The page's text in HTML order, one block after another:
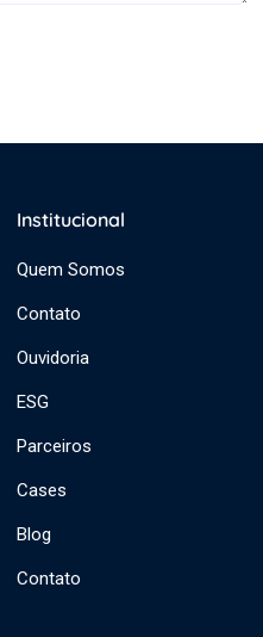
Institucional
Quem Somos
Contato
Ouvidoria
ESG
Parceiros
Cases
Blog
Contato